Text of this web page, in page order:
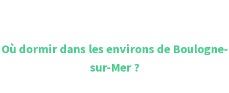
Où dormir dans les environs de Boulogne-
sur-Mer?